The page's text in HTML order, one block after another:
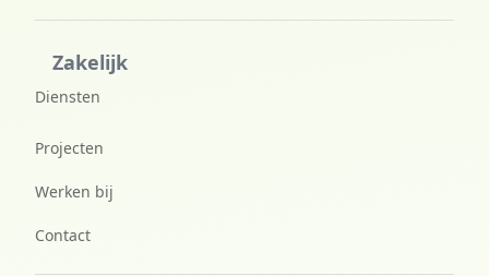
Zakelijk
Diensten
Projecten
Werken bij
Contact